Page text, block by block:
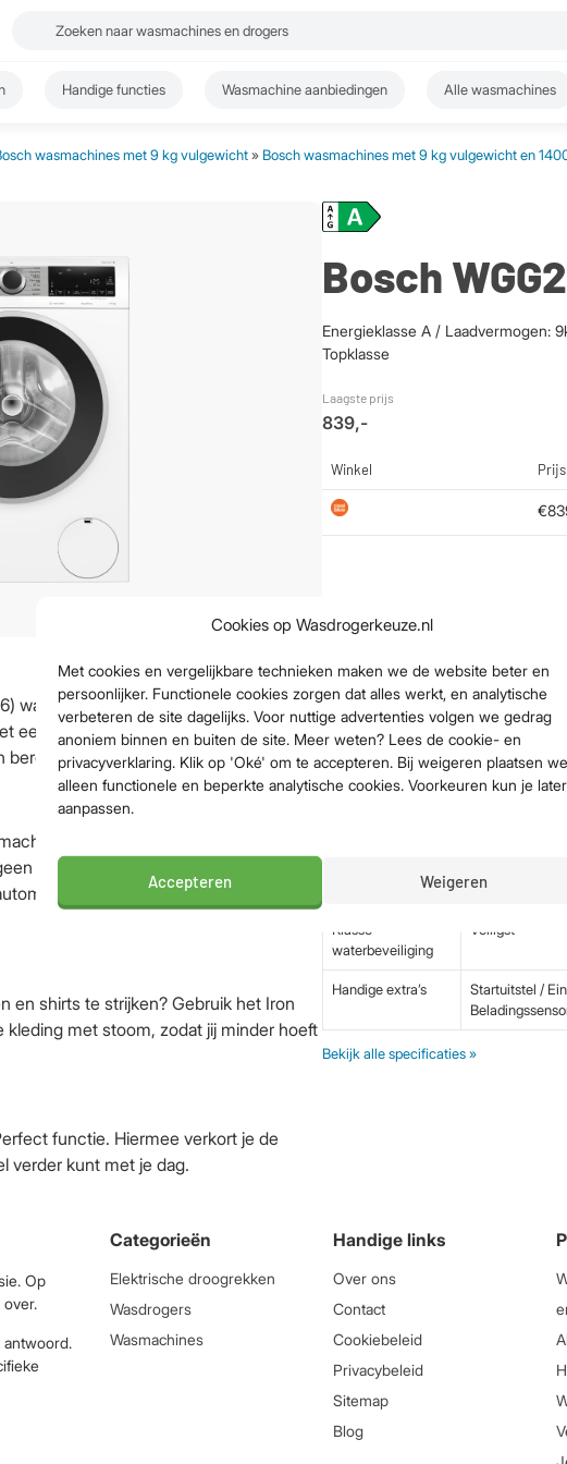
Cookies op Wasdrogerkeuze.nl
Met cookies en vergelijkbare technieken maken we de website beter en
persoonlijker. Functionele cookies zorgen dat alles werkt, en analytische
verbeteren de site dagelijks. Voor nuttige advertenties volgen we gedrag
anoniem binnen en buiten de site. Meer weten? Lees de cookie- en
privacyverklaring. Klik op 'Oké' om te accepteren. Bij weigeren plaatsen we
alleen functionele en beperkte analytische cookies. Voorkeuren kun je later
aanpassen.
Accepteren Weigeren
Handige functies Wasmachine aanbiedingen Alle wasmachines
wasmachines met 9 kg vulgewicht» Bosch wasmachines met 9 kg vulgewicht en
Bosch
Energieklasse A / Laadvermogen:
Topklasse
Laagste prijs
839,-
Winkel Prijs
wasmachine maakt jouw wasroutine
een vulgewicht van 9 kilogram was je
berg beddengoed en handdoeken.
pas je het verbruik eenvoudig
probleem. Met de i-DOS technologie
gedoseerd. Dit bespaart je op
en shirts te strijken? Gebruik het Iron
met stoom, zodat jij minder hoeft
functie. Hiermee verkort je de
verder kunt met je dag.
Belangrijkste
Vulgewicht 9 kg
Toerental 1400 rpm
70 dB (veel
Topklasse
Klasse
waterbeveiliging
Veiligst
Handige extra’s
Startuitstel /
Bekijk alle specificaties »
Op
antwoord.
Categorieën
Elektrische droogrekken
Wasdrogers
Wasmachines
Handige links
Over ons
Contact
Cookiebeleid
Privacybeleid
Sitemap
Blog